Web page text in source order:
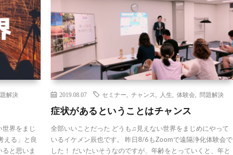
解決
界をまじ
える」と良
と思いま
2019.08.07 セミナー ,チャンス 人生 ,体験会 問題解決
症状があるということはチャンス
全部いいことだった どうも♫見えない世界をまじめにやって
いるイケメン辰也です。 昨日8/6もZoomで遠隔浄化体験会で
した！ だいたいそうなのですが、年齢をとっていくと、年と